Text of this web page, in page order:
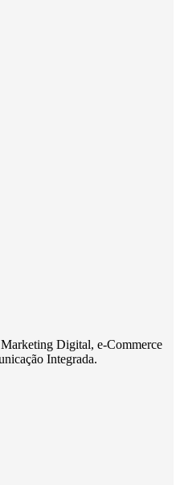
Digital, e-Commerce
Integrada.